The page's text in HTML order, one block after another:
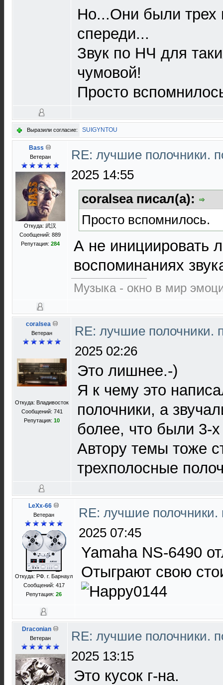
Но...Они были трех
спереди...
Звук по НЧ для
чумовой!
Просто
Выразили согласие: SUIGYNTOU
Bass
Ветеран
Откуда: 武汉
Сообщений: 889
Репутация: 284
RE: лучшие полочники.
2025 14:55
coralsea писал(а):
Просто вспомнилось.
А не инициировать
воспоминаниях
Музыка - окно в мир
coralsea
Ветеран
Откуда: Владивосток
Сообщений: 741
Репутация: 10
RE: лучшие полочники.
2025 02:26
Это лишнее.-)
Я к чему это
полочники, а
более, что были 3-
Автору темы тоже
трехполосные
LeXx-66
Ветеран
Откуда: РФ. г. Барнаул
Сообщений: 417
Репутация: 26
RE: лучшие полочники.
2025 07:45
Yamaha NS-6490
Отыграют свою
Draconian
Ветеран
RE: лучшие полочники.
2025 13:15
Это кусок г-на.